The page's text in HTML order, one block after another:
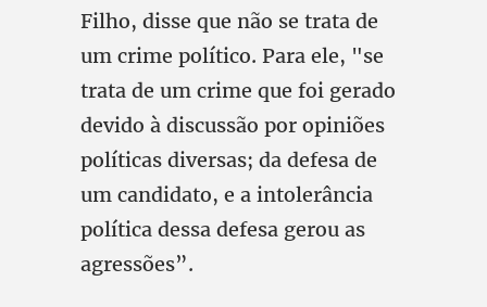
Filho, disse que não se trata de
um crime político. Para ele, "se
trata de um crime que foi gerado
devido à discussão por opiniões
políticas diversas; da defesa de
um candidato, e a intolerância
política dessa defesa gerou as
agressões”.